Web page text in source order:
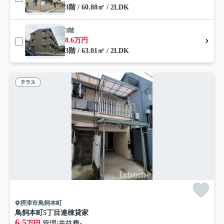
3階 / 60.88㎡ / 2LDK
3階
8.6万円
3階 / 63.01㎡ / 2LDK
テラス
摂津市鳥飼本町
鳥飼本町5丁目連棟貸家